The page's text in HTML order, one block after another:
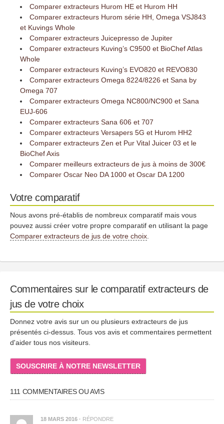
Comparer extracteurs Hurom HE et Hurom HH
Comparer extracteurs Hurom série HH, Omega VSJ843
et Kuvings Whole
Comparer extracteurs Juicepresso de Jupiter
Comparer extracteurs Kuving’s C9500 et BioChef Atlas
Whole
Comparer extracteurs Kuving’s EVO820 et REVO830
Comparer extracteurs Omega 8224/8226 et Sana by
Omega 707
Comparer extracteurs Omega NC800/NC900 et Sana
EUJ-606
Comparer extracteurs Sana 606 et 707
Comparer extracteurs Versapers 5G et Hurom HH2
Comparer extracteurs Zen et Pur Vital Juicer 03 et le
BioChef Axis
Comparer meilleurs extracteurs de jus à moins de 300€
Comparer Oscar Neo DA 1000 et Oscar DA 1200
Votre comparatif
Nous avons pré-établis de nombreux comparatif mais vous
pouvez aussi créer votre propre comparatif en utilisant la page
Comparer extracteurs de jus de votre choix
Commentaires sur le comparatif extracteurs de
jus de votre choix
Donnez votre avis sur un ou plusieurs extracteurs de jus
présentés ci-dessus. Tous vos avis et commentaires permettent
d'aider tous nos visiteurs.
SOUSCRIRE À NOTRE NEWSLETTER
111 COMMENTAIRES OU AVIS
18 MARS 2016 · RÉPONDRE